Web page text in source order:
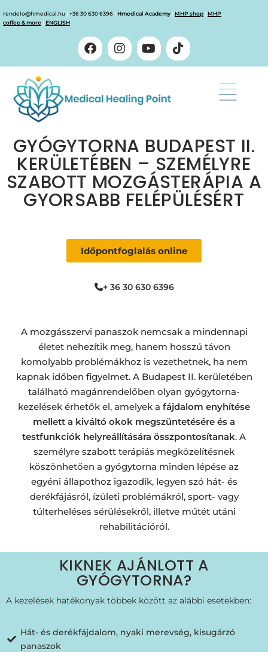
rendelo@hmedical.hu | +36 30 630 6396 | Hmedical Academy | MHP shop | MHP
coffee & more | ENGLISH
GYÓGYTORNA BUDAPEST II.
KERÜLETÉBEN – SZEMÉLYRE
SZABOTT MOZGÁSTERÁPIA A
GYORSABB FELÉPÜLÉSÉRT
Időpontfoglalás online
+ 36 30 630 6396
A mozgásszervi panaszok nemcsak a mindennapi
életet nehezítik meg, hanem hosszú távon
komolyabb problémákhoz is vezethetnek, ha nem
kapnak időben figyelmet. A Budapest II. kerületében
található magánrendelőben olyan gyógytorna-
kezelések érhetők el, amelyek a fájdalom enyhítése
mellett a kiváltó okok megszüntetésére és a
testfunkciók helyreállítására összpontosítanak. A
személyre szabott terápiás megközelítésnek
köszönhetően a gyógytorna minden lépése az
egyéni állapothoz igazodik, legyen szó hát- és
derékfájásról, ízületi problémákról, sport- vagy
túlterheléses sérülésekről, illetve műtét utáni
rehabilitációról.
KIKNEK AJÁNLOTT A
GYÓGYTORNA?
A kezelések hatékonyak többek között az alábbi esetekben:
Hát- és derékfájdalom, nyaki merevség, kisugárzó
panaszok